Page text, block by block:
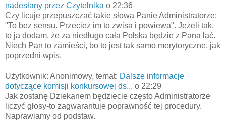
nadesłany przez Czytelnika o 22:36
Czy licuje przepuszczać takie słowa Panie Administratorze:
"To bez sensu. Przecież im to zwisa i powiewa". Jeżeli tak,
to ja dodam, że za niedługo cała Polska będzie z Pana lać.
Niech Pan to zamieści, bo to jest tak samo merytoryczne, jak
poprzedni wpis.
Użytkownik: Anonimowy, temat: Dalsze informacje
dotyczące komisji konkursowej ds... o 22:29
Jak zostanę Dziekanem będziecie często Administratorze
liczyć głosy-to zagwarantuje poprawność tej procedury.
Naprawiamy od podstaw.